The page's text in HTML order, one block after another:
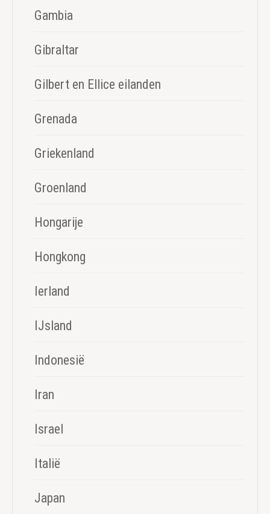
Gambia
Gibraltar
Gilbert en Ellice eilanden
Grenada
Griekenland
Groenland
Hongarije
Hongkong
Ierland
IJsland
Indonesië
Iran
Israel
Italië
Japan